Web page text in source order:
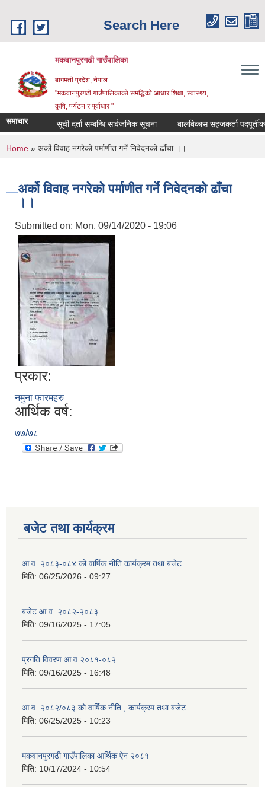
Search Here
मकवानपुरगढी गाउँपालिका
बागमती प्रदेश, नेपाल
"मकवानपुरगढी गाउँपालिकाको समद्धिको आधार शिक्षा, स्‍वास्‍थ्‍य,
कृषि, पर्यटन र पूर्वाधार "
समाचार सूची दर्ता सम्बन्धि सार्वजनिक सूचना बालबिकास सहजकर्ता पदपूर्तीका
You are here
Home » अर्को विवाह नगरेको पर्माणीत गर्ने निवेदनको ढाँचा ।।
अर्को विवाह नगरेको पर्माणीत गर्ने निवेदनको ढाँचा
।।
Submitted on: Mon, 09/14/2020 - 19:06
प्रकार:
नमुना फारमहरु
आर्थिक वर्ष:
७७/७८
बजेट तथा कार्यक्रम
आ.व. २०८३-०८४ को वार्षिक नीति कार्यक्रम तथा बजेट
मिति: 06/25/2026 - 09:27
बजेट आ.व. २०८२-२०८३
मिति: 09/16/2025 - 17:05
प्रगति विवरण आ.व.२०८१-०८२
मिति: 09/16/2025 - 16:48
आ.व. २०८२/०८३ को वार्षिक नीति , कार्यक्रम तथा बजेट
मिति: 06/25/2025 - 10:23
मकवानपुरगढी गाउँपालिका आर्थिक ‌‌‌ऐन २०८१
मिति: 10/17/2024 - 10:54